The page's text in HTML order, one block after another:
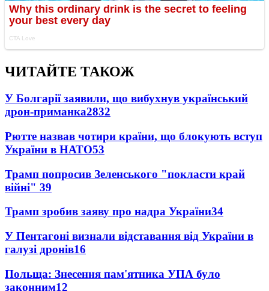
ЧИТАЙТЕ ТАКОЖ
У Болгарії заявили, що вибухнув український
дрон-приманка2832
Рютте назвав чотири країни, що блокують вступ
України в НАТО53
Трамп попросив Зеленського "покласти край
війні" 39
Трамп зробив заяву про надра України34
У Пентагоні визнали відставання від України в
галузі дронів16
Польща: Знесення пам'ятника УПА було
законним12